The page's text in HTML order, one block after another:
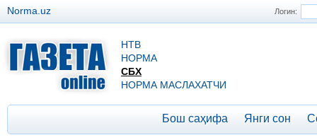
Логин:
Norma.uz
НТВ
НОРМА
СБХ
НОРМА МАСЛАХАТЧИ
Бош саҳифа Янги сон